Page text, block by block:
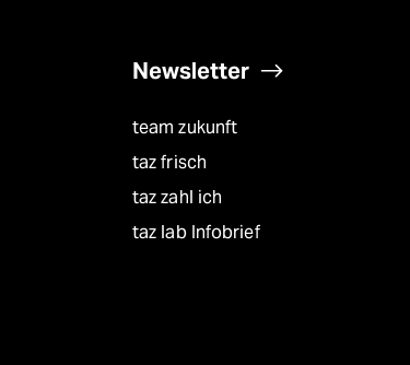
Newsletter
team zukunft
taz frisch
taz zahl ich
taz lab Infobrief